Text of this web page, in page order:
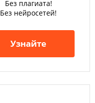
Без плагиата!
Без нейросетей!
Узнайте